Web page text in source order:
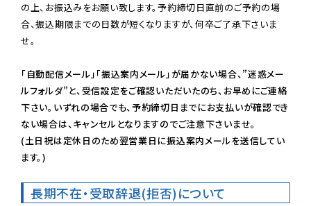
の上、お振込みをお願い致します。予約締切日直前のご予約の場
合、振込期限までの日数が短くなりますが、何卒ご了承下さいま
せ。
「自動配信メール」「振込案内メール」が届かない場合、”迷惑メー
ルフォルダ”と、受信設定をご確認いただいたのち、お早めにご連絡
下さい。いずれの場合でも、予約締切日までにお支払いが確認でき
ない場合は、キャンセルとなりますのでご注意下さいませ。
(土日祝は定休日のため翌営業日に振込案内メールを送信してい
ます。)
長期不在・受取辞退(拒否)について